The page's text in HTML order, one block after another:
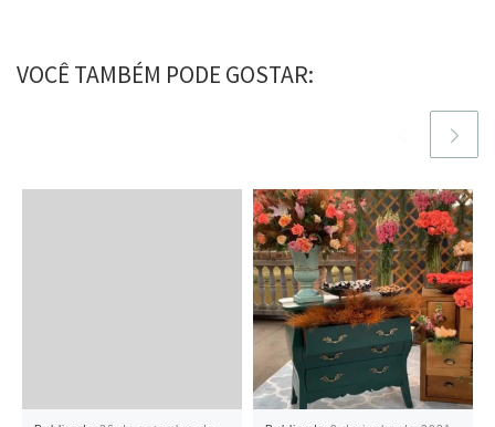
VOCÊ TAMBÉM PODE GOSTAR: